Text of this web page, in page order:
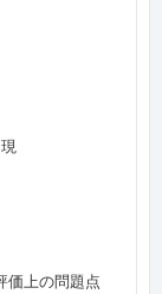
価上の問題点